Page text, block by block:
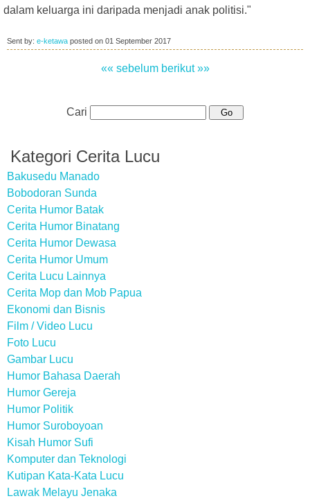
dalam keluarga ini daripada menjadi anak politisi."
Sent by: e-ketawa posted on 01 September 2017
«« sebelum berikut »»
Cari
Kategori Cerita Lucu
Bakusedu Manado
Bobodoran Sunda
Cerita Humor Batak
Cerita Humor Binatang
Cerita Humor Dewasa
Cerita Humor Umum
Cerita Lucu Lainnya
Cerita Mop dan Mob Papua
Ekonomi dan Bisnis
Film / Video Lucu
Foto Lucu
Gambar Lucu
Humor Bahasa Daerah
Humor Gereja
Humor Politik
Humor Suroboyoan
Kisah Humor Sufi
Komputer dan Teknologi
Kutipan Kata-Kata Lucu
Lawak Melayu Jenaka